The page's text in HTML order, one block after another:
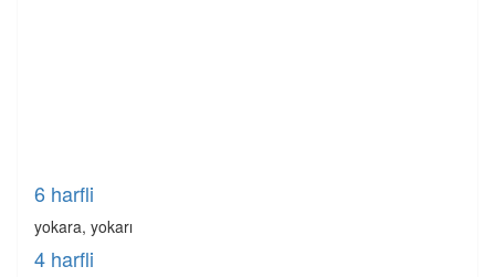
6 harfli
yokara, yokarı
4 harfli